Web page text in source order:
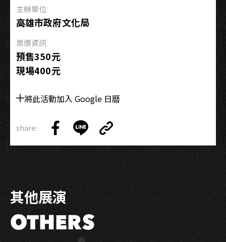
主辦單位
高雄市政府文化局
票價資訊
預售350元
現場400元
將此活動加入 Google 日曆
share:
on
Facebook
on
LINE
Link
Copy
Link
其他展演
OTHERS